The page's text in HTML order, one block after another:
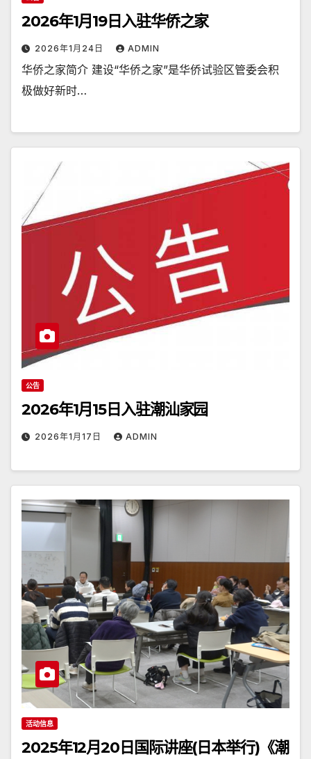
2026年1月19日入驻华侨之家
2026年1月24日 ADMIN
华侨之家简介 建设“华侨之家”是华侨试验区管委会积
极做好新时…
公告
2026年1月15日入驻潮汕家园
2026年1月17日 ADMIN
活动信息
2025年12月20日国际讲座(日本举行)《潮